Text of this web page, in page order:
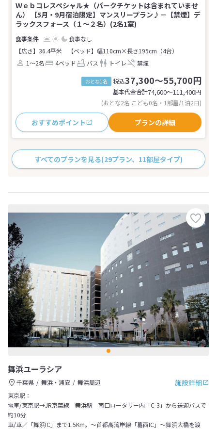
Ｗｅｂコレスペシャル★（パークチケットは含まれていませ
ん） 【5月・9月宿泊限定】マンスリープラン♪－【禁煙】デ
ラックスフォース（１～２名）(2名1室)
食事なし
【広さ】36.4平米
【ベッド】幅110cm×長さ195cm（4台）
1～2名
4ベッド バス トイレ 禁煙
おとな1名 税込37,300～55,700円
基本代金合計74,600〜111,400円
(おとな2名 こども0名・1部屋/1泊2日)
おすすめポイント プランの詳細
すべてのプランを見る(29プラン、11部屋タイプ)
舞浜ユーラシア
施設詳細
千葉県 舞浜・浦安
舞浜周辺
東京駅：
電車/東京駅→JR京葉線 舞浜駅 南口ロータリー内「C-3」から送迎バスで
約10分
車/車／「舞浜IC」まで1.5Km。～首都高湾岸線「葛西IC」～舞浜大橋を渡